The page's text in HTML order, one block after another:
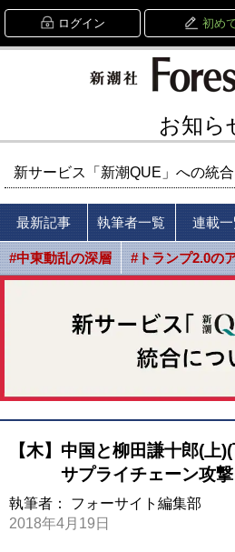
ログイン 初め
お知ら
新サービス「新潮QUE」への統
最新記事 執筆者一覧 連載
#中東動乱の深層 #トランプ2.0の
【木】中国と柳田謙十郎(上)(
サプライチェーン攻撃
執筆者： フォーサイト編集部
2018年4月19日